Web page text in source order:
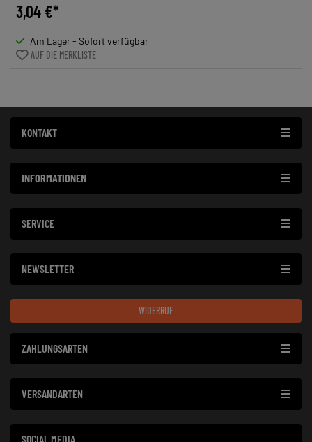
3,04 €*
Am Lager - Sofort verfügbar
AUF DIE MERKLISTE
KONTAKT
INFORMATIONEN
SERVICE
NEWSLETTER
WIDERRUF
ZAHLUNGSARTEN
VERSANDARTEN
SOCIAL MEDIA